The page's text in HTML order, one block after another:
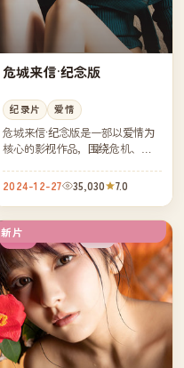
危城来信·纪念版
纪录片 爱情
危城来信·纪念版是一部以爱情为
核心的影视作品，围绕危机、反
凑，值得推荐观看。
2024-12-27 35,030 7.0
新片
韩国